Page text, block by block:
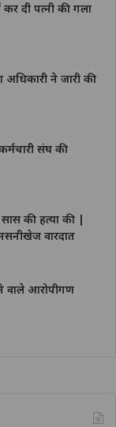
दी पत्नी की गला
अधिकारी ने जारी की
संघ की
की हत्या की |
वारदात
वाले आरोपीगण